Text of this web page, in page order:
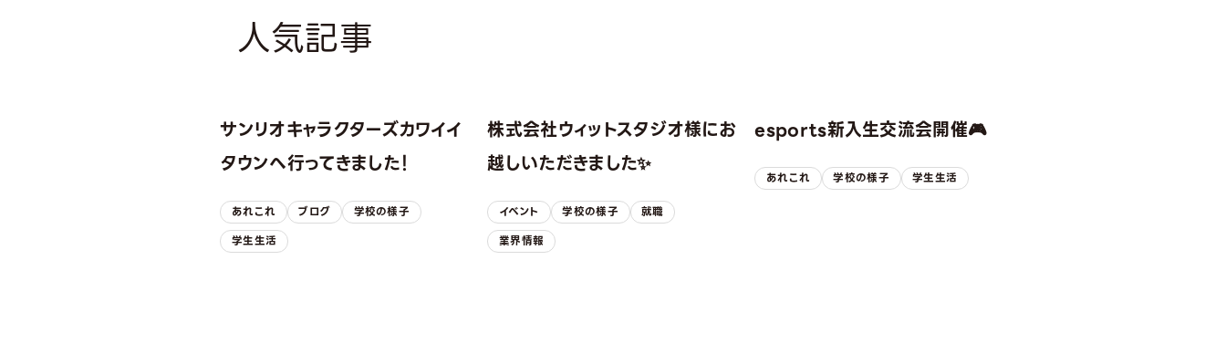
人気記事
サンリオキャラクターズカワイイ
タウンへ行ってきました！
あれこれ ブログ
学校の様子
学生生活
株式会社ウィットスタジオ様にお
越しいただきました✨
イベント 学校の様子
就職
業界情報
esports新入生交流会開催🎮
あれこれ 学校の様子 学生生活